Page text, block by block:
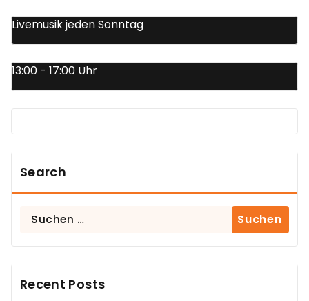
Livemusik jeden Sonntag
13:00 - 17:00 Uhr
Search
Suchen
Recent Posts